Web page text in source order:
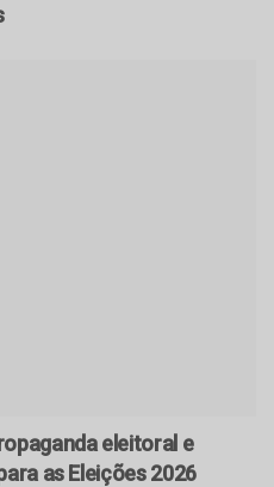
eleitoral e
as Eleições 2026